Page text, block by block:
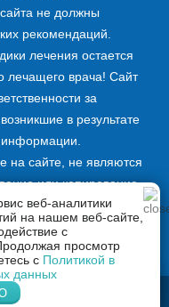
не должны
рекомендаций.
лечения остается
лечащего врача! Сайт
за
в результате
информации.
на сайте, не являются
или копирование
разрешения
на источник: bykovo.vizov-
веб-аналитики
на нашем веб-сайте,
с
просмотр
с Политикой в
данных
Whatsapp